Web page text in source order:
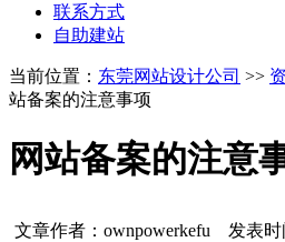
联系方式
自助建站
当前位置： 东莞网站设计公司 >>
站备案的注意事项
网站备案的注意
文章作者：ownpowerkefu 发表时